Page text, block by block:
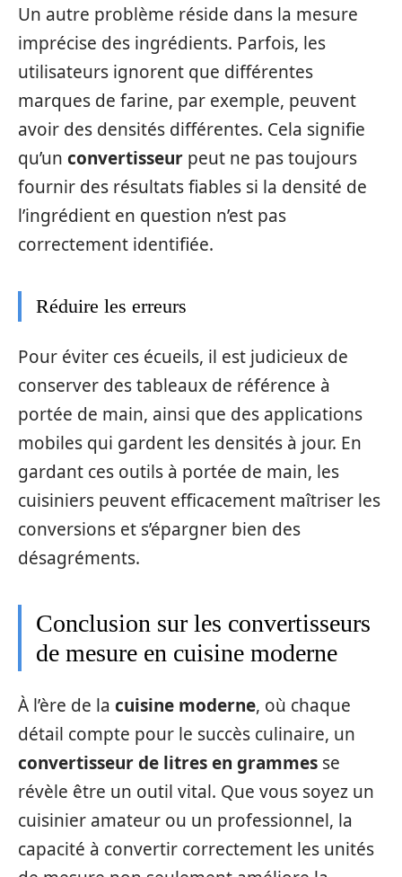
Un autre problème réside dans la mesure
imprécise des ingrédients. Parfois, les
utilisateurs ignorent que différentes
marques de farine, par exemple, peuvent
avoir des densités différentes. Cela signifie
qu’un convertisseur peut ne pas toujours
fournir des résultats fiables si la densité de
l’ingrédient en question n’est pas
correctement identifiée.
Réduire les erreurs
Pour éviter ces écueils, il est judicieux de
conserver des tableaux de référence à
portée de main, ainsi que des applications
mobiles qui gardent les densités à jour. En
gardant ces outils à portée de main, les
cuisiniers peuvent efficacement maîtriser les
conversions et s’épargner bien des
désagréments.
Conclusion sur les convertisseurs
de mesure en cuisine moderne
À l’ère de la cuisine moderne, où chaque
détail compte pour le succès culinaire, un
convertisseur de litres en grammes se
révèle être un outil vital. Que vous soyez un
cuisinier amateur ou un professionnel, la
capacité à convertir correctement les unités